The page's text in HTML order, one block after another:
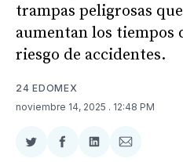
trampas peligrosas
aumentan los tiempos
riesgo de accidentes.
24 EDOMEX
noviembre 14, 2025 . 12:48 PM
CompartirCompartir
CompartirCompartir